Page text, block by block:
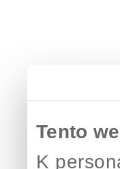
Tento
K